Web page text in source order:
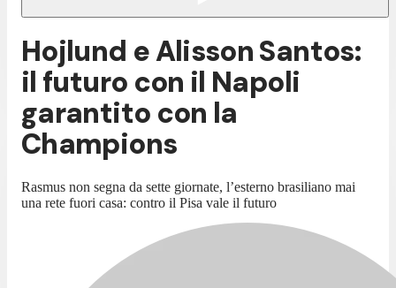
Hojlund e Alisson Santos:
il futuro con il Napoli
garantito con la
Champions
Rasmus non segna da sette giornate, l’esterno brasiliano mai
una rete fuori casa: contro il Pisa vale il futuro